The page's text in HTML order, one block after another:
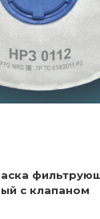
с клапаном